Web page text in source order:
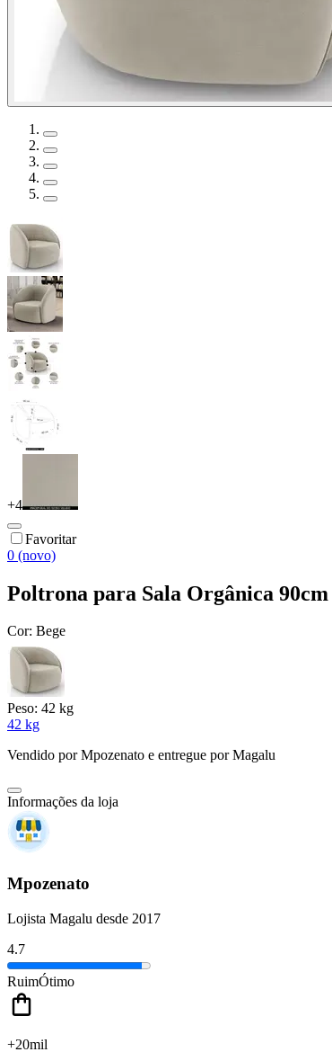
+4
Favoritar
0 (novo)
Poltrona para Sala Orgânica
Cor: Bege
Peso: 42 kg
42 kg
Vendido porMpozenato e entregue por Magalu
Informações da loja
Mpozenato
Lojista Magalu desde 2017
4.7
RuimÓtimo
+20mil